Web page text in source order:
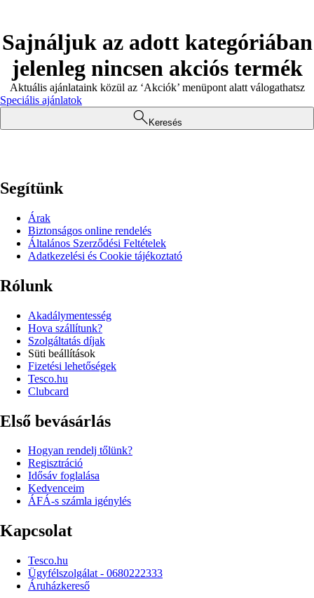
Sajnáljuk az adott kategóriában
jelenleg nincsen akciós termék
Aktuális ajánlataink közül az ‘Akciók’ menüpont alatt válogathatsz
Speciális ajánlatok
Keresés
Segítünk
Árak
Biztonságos online rendelés
Általános Szerződési Feltételek
Adatkezelési és Cookie tájékoztató
Rólunk
Akadálymentesség
Hova szállítunk?
Szolgáltatás díjak
Süti beállítások
Fizetési lehetőségek
Tesco.hu
Clubcard
Első bevásárlás
Hogyan rendelj tőlünk?
Regisztráció
Idősáv foglalása
Kedvenceim
ÁFÁ-s számla igénylés
Kapcsolat
Tesco.hu
Ügyfélszolgálat - 0680222333
Áruházkereső